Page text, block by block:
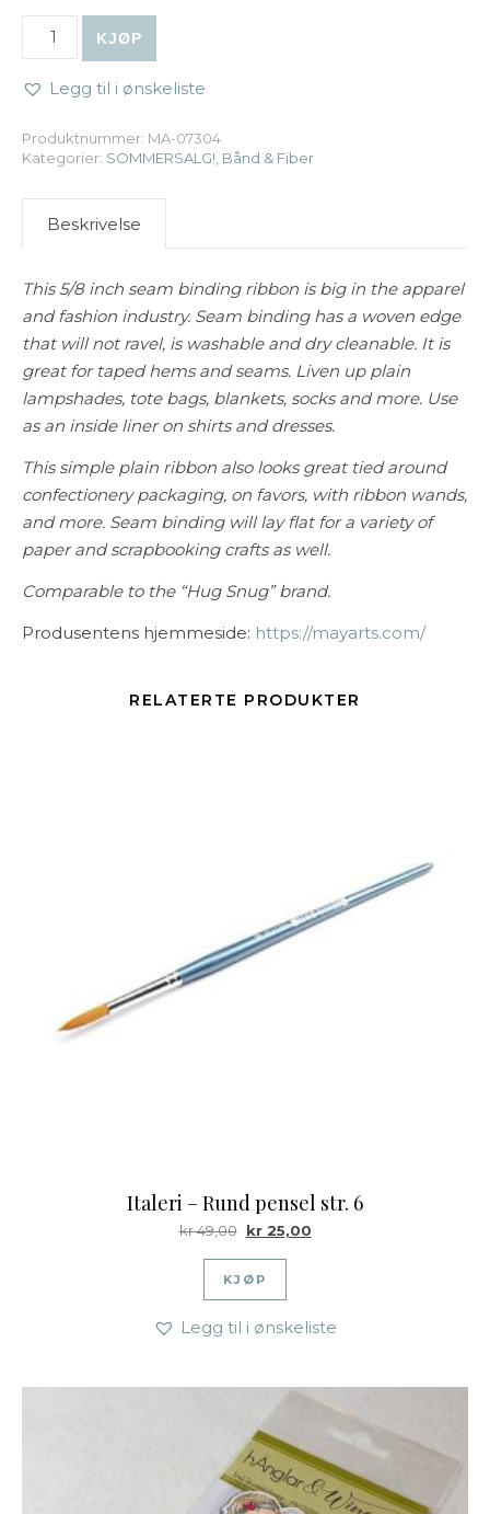
KJØP
Legg til i ønskeliste
Produktnummer: MA-07304
Kategorier: SOMMERSALG! Bånd & Fiber
Beskrivelse
This 5/8 inch seam binding ribbon is big in the apparel
and fashion industry. Seam binding has a woven edge
that will not ravel, is washable and dry cleanable. It is
great for taped hems and seams. Liven up plain
lampshades, tote bags, blankets, socks and more. Use
as an inside liner on shirts and dresses.
This simple plain ribbon also looks great tied around
confectionery packaging, on favors, with ribbon wands,
and more. Seam binding will lay flat for a variety of
paper and scrapbooking crafts as well.
Comparable to the “Hug Snug” brand.
Produsentens hjemmeside: https://mayarts.com/
RELATERTE PRODUKTER
Italeri – Rund pensel str. 6
kr49,00 Opprinnelig pris var: kr 49,00.
kr25,00Nåværende pris er: kr
KJØP
Legg til i ønskeliste